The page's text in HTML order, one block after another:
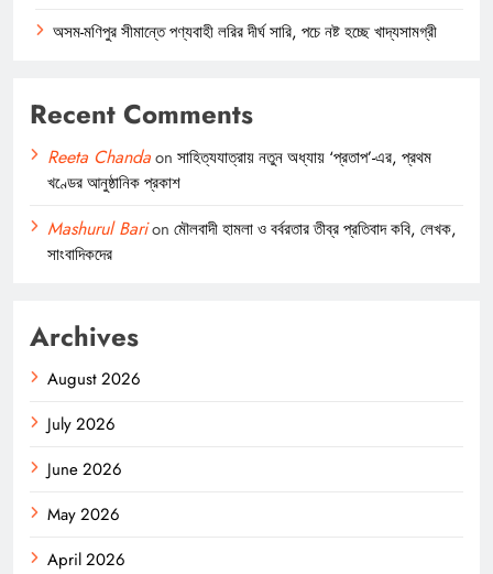
অসম-মণিপুর সীমান্তে পণ্যবাহী লরির দীর্ঘ সারি, পচে নষ্ট হচ্ছে খাদ্যসামগ্রী
Recent Comments
Reeta Chandaon সাহিত্যযাত্রায় নতুন অধ্যায় ‘প্রতাপ’-এর, প্রথম
খণ্ডের আনুষ্ঠানিক প্রকাশ
Mashurul Barion মৌলবাদী হামলা ও বর্বরতার তীব্র প্রতিবাদ কবি, লেখক,
সাংবাদিকদের
Archives
August 2026
July 2026
June 2026
May 2026
April 2026